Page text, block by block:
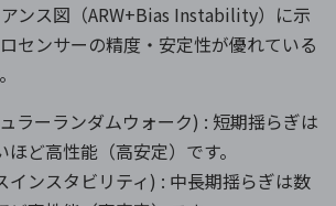
ンス図（ARW+Bias Instability）に示
センサーの精度・安定性が優れている
ラーランダムウォーク) : 短期揺らぎは
ど高性能（高安定）です。
インスタビリティ) : 中⾧期揺らぎは数